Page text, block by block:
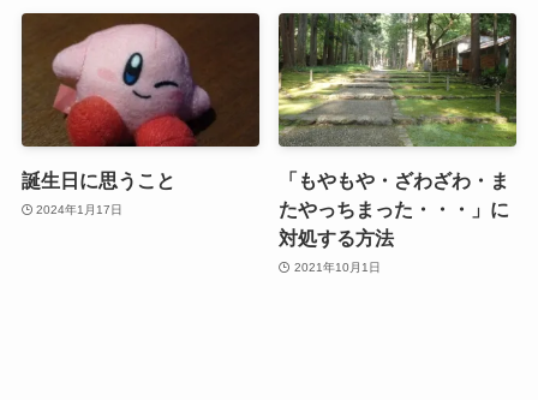
誕生日に思うこと
2024年1月17日
「もやもや・ざわざわ・ま
たやっちまった・・・」に
対処する方法
2021年10月1日